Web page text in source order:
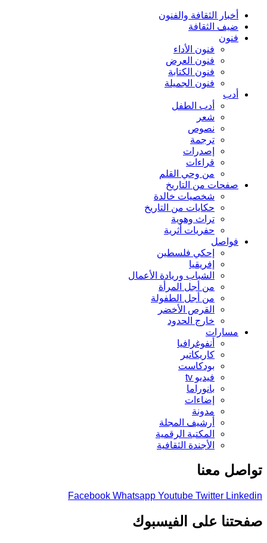
أخبار الثقافة والفنون
ضيف الثقافة
فنون
فنون الأداء
فنون العرض
فنون الكتابة
فنون الجميلة
أدب
أدب الطفل
شعر
نصوص
ترجمة
إصدرات
قراءات
من وحي القلم
صفحات من التاريخ
شخصيات خالدة
حكايات من التاريخ
تراث وهوية
حفريات أثرية
فواصل
إحكي فلسطين
إفريقيا
الشباب وريادة الأعمال
من أجل المرأة
من أجل الطفولة
القرص الأخضر
خارج الحدود
مسارات
أنفوغرافيا
كاريكاتير
بودكاست
فيديو tv
بانوراما
إضاءات
مدونة
أرشيف المجلة
المكتبة الرقمية
الأجندة الثقافية
تواصل معنا
Facebook Whatsapp Youtube Twitter Linkedin
صفحتنا على الفيسبوك